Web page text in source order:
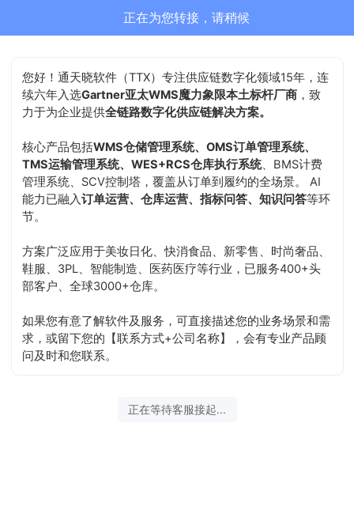
正在为您转接，请稍候
您好！通天晓软件（TTX）专注供应链数字化领域15年，连
续六年入选Gartner亚太WMS魔力象限本土标杆厂商 ，致
力于为企业提供全链路数字化供应链解决方案。
核心产品包括WMS仓储管理系统、OMS订单管理系统、
TMS运输管理系统、WES+RCS仓库执行系统、BMS计费
管理系统、SCV控制塔，覆盖从订单到履约的全场景。 AI
能力已融入订单运营、仓库运营、指标问答、知识问答等环
节。
方案广泛应用于美妆日化、快消食品、新零售、时尚奢品、
鞋服、3PL、智能制造、医药医疗等行业，已服务400+头
部客户、全球3000+仓库。
如果您有意了解软件及服务，可直接描述您的业务场景和需
求，或留下您的【联系方式+公司名称】，会有专业产品顾
问及时和您联系。
正在等待客服接起...